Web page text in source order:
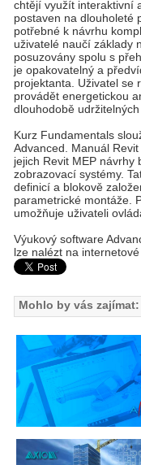
chtějí využít interaktivní
postaven na dlouholeté
potřebné k návrhu
uživatelé naučí základy
posuzovány spolu s
je opakovatelný a
projektanta. Uživatel se
provádět energetickou
dlouhodobě
Kurz Fundamentals
Advanced. Manuál
jejich Revit MEP
zobrazovací systémy.
definicí a blokově
parametrické montáže.
umožňuje uživateli
Výukový software
lze nalézt na
Mohlo by vás zajímat: